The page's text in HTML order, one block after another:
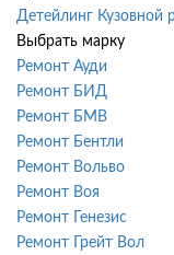
Детейлинг Кузовной
Выбрать марку
Ремонт Ауди
Ремонт БИД
Ремонт БМВ
Ремонт Бентли
Ремонт Вольво
Ремонт Воя
Ремонт Генезис
Ремонт Грейт Вол